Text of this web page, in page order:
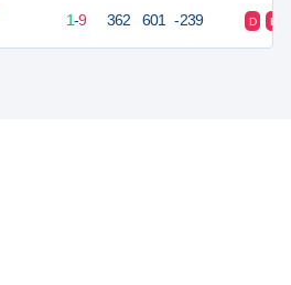
1-9 362 601 -239 D D